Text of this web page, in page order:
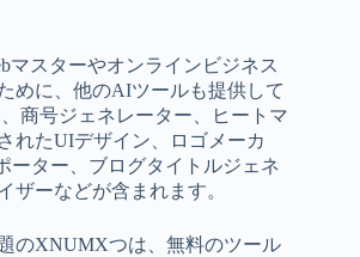
マスターやオンラインビジネス
めに、他のAIツールも提供して
商号ジェネレーター、ヒートマ
れたUIデザイン、ロゴメーカ
ーター、ブログタイトルジェネ
ザーなどが含まれます。
のXNUMXつは、無料のツール